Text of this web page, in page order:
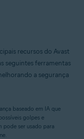
recursos do Avast
seguintes ferramentas
a segurança
baseado em IA que
golpes e
pode ser usado para